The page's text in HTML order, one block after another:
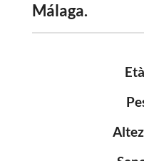
Málaga.
Età